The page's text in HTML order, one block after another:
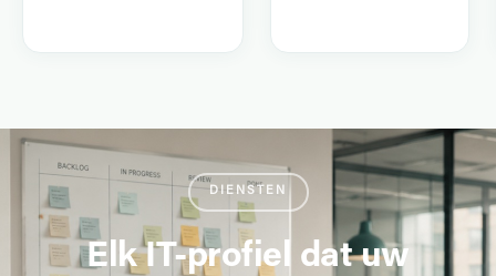
DIENSTEN
Elk IT-profiel dat uw